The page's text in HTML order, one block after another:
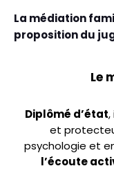
La médiation
proposition du
Le
Diplômé d’état,
et
psychologie et
l’écoute